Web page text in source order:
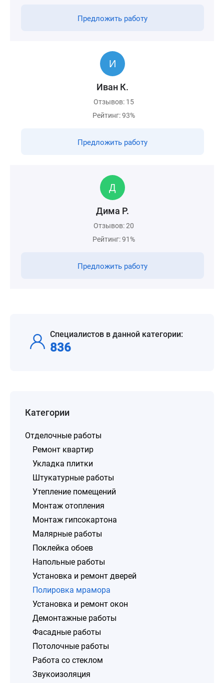
Предложить работу
Иван К.
Отзывов: 15
Рейтинг: 93%
Предложить работу
Дима Р.
Отзывов: 20
Рейтинг: 91%
Предложить работу
Специалистов в данной категории:
836
Категории
Отделочные работы
Ремонт квартир
Укладка плитки
Штукатурные работы
Утепление помещений
Монтаж отопления
Монтаж гипсокартона
Малярные работы
Поклейка обоев
Напольные работы
Установка и ремонт дверей
Полировка мрамора
Установка и ремонт окон
Демонтажные работы
Фасадные работы
Потолочные работы
Работа со стеклом
Звукоизоляция